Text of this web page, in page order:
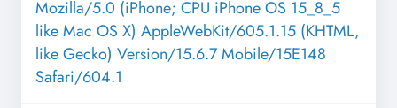
Mozilla/5.0 (iPhone; CPU iPhone OS 15_8_5
like Mac OS X) AppleWebKit/605.1.15 (KHTML,
like Gecko) Version/15.6.7 Mobile/15E148
Safari/604.1